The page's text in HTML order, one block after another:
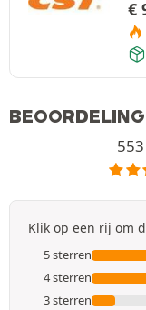
€
BEOORDELING
Klik op een rij om
5 sterren
4 sterren
3 sterren